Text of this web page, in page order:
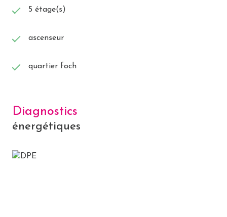
5 étage(s)
ascenseur
quartier foch
Diagnostics
énergétiques